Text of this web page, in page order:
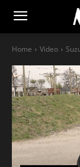
Home Video